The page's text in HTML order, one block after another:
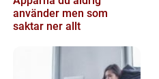
använder men som
saktar ner allt